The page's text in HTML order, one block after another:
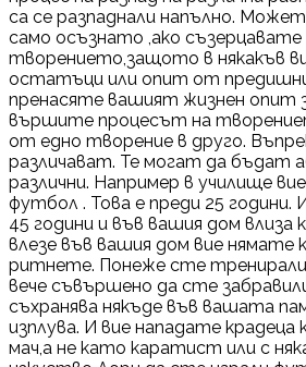
са се разпаднали напълно.
само осъзнато ,ако съзерцавате
творението,защото в някакъв
остатъци или опит от
пренасяте вашият жизнен опит
вършите процесът на
от едно творение в друго.
различават. Те могат да бъдат
различни. Например в училище
футбол . Това е преди 25 години.
45 години и във вашия дом влиза
влезе във вашия дом вие нямате
ритнете. Понеже сте
вече съвършено да сте
съхранява някъде във вашата
изплува. И вие нападате
мач,а не като каратист или с